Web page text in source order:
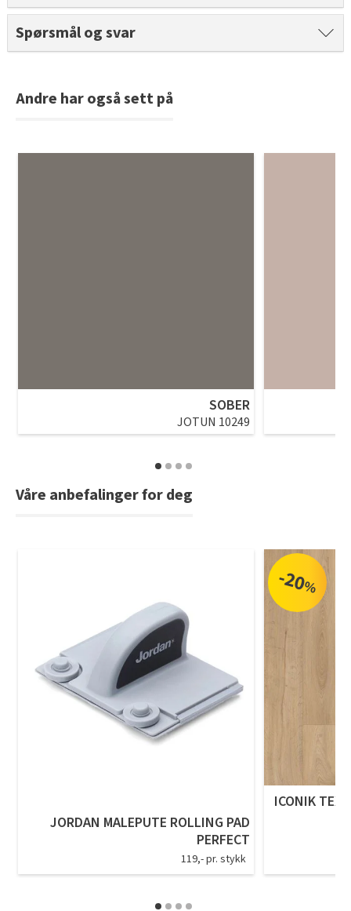
Bli inspirert av nye fargepaletter fra Årets Farge 2026!
Tarkett Shade Eik Soft Beige Parkett
Spørsmål og svar
Andre har også sett på
SOBER
JOTUN 10249
Våre anbefalinger for deg
JORDAN MALEPUTE ROLLING PAD
PERFECT
119,- pr. stykk
-20%
ICONIK